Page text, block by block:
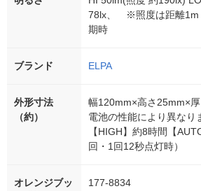
78lx、 ※照度は距離1m
期時
ブランド ELPA
外形寸法
（約）
幅120mm×高さ25mm×
電池の性能により異なり
【HIGH】約8時間【
回・1回12秒点灯時）
オレンジブッ
177-8834